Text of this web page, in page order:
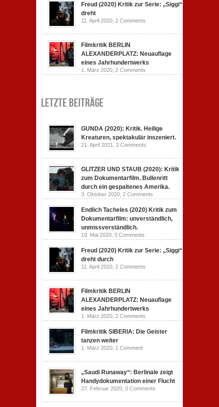
Freud (2020) Kritik zur Serie: „Siggi“
dreht
11. April 2020, 2 Comments
Filmkritik BERLIN
ALEXANDERPLATZ: Neuauflage
eines Jahrhundertwerks
1. März 2020, 2 Comments
Letzte Beiträge
GUNDA (2020): Kritik. Heilige
Kreaturen, spektakulär inszeniert.
21. April 2021, 2 Comments
GLITZER UND STAUB (2020): Kritik
zum Dokumentarfilm. Bullenritt
durch ein gespaltenes Amerika.
3. Oktober 2020, 2 Comments
Endlich Tacheles (2020) Kritik zum
Dokumentarfilm: unverständlich,
unmissverständlich.
19. Mai 2020, 0 Comments
Freud (2020) Kritik zur Serie: „Siggi“
dreht durch
11. April 2020, 2 Comments
Filmkritik BERLIN
ALEXANDERPLATZ: Neuauflage
eines Jahrhundertwerks
1. März 2020, 2 Comments
Filmkritik SIBERIA: Die Geister
tanzen weiter
1. März 2020, 1 Comment
„Saudi Runaway“: Berlinale zeigt
Handydokumentation einer Flucht
27. Februar 2020, 0 Comments